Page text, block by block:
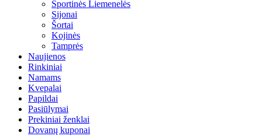
Sportinės Liemenelės
Sijonai
Šortai
Kojinės
Tamprės
Naujienos
Rinkiniai
Namams
Kvepalai
Papildai
Pasiūlymai
Prekiniai ženklai
Dovanų kuponai